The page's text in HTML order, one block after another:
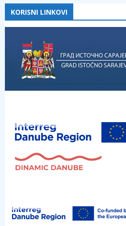
KORISNI LINKOVI